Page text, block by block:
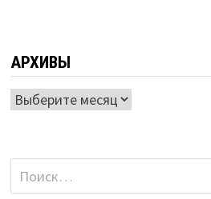
АРХИВЫ
Архивы
Найти: